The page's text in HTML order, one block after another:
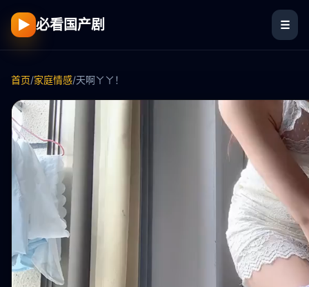
▶ 必看国产剧 ☰
首页/家庭情感/天啊ㄚㄚ！